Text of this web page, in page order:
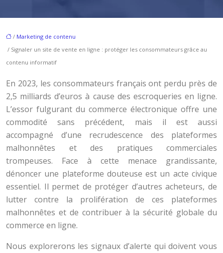
/ Marketing de contenu
/ Signaler un site de vente en ligne : protéger les consommateurs grâce au
contenu informatif
En 2023, les consommateurs français ont perdu près de
2,5 milliards d’euros à cause des escroqueries en ligne.
L’essor fulgurant du commerce électronique offre une
commodité sans précédent, mais il est aussi
accompagné d’une recrudescence des plateformes
malhonnêtes et des pratiques commerciales
trompeuses. Face à cette menace grandissante,
dénoncer une plateforme douteuse est un acte civique
essentiel. Il permet de protéger d’autres acheteurs, de
lutter contre la prolifération de ces plateformes
malhonnêtes et de contribuer à la sécurité globale du
commerce en ligne.
Nous explorerons les signaux d’alerte qui doivent vous